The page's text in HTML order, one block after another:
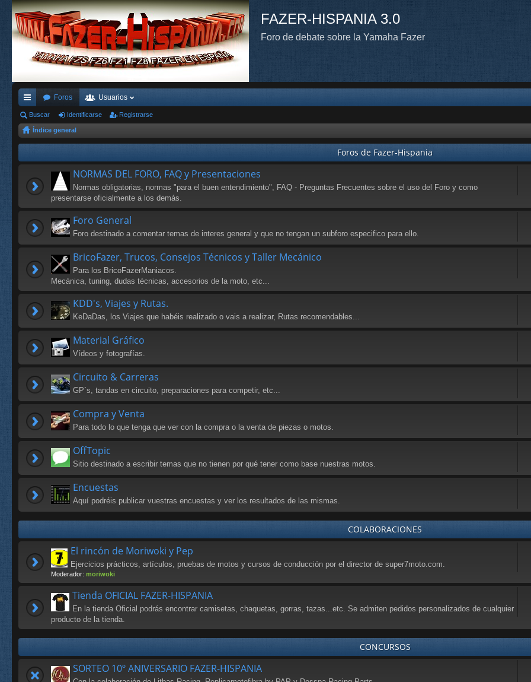
FAZER-HISPANIA 3.0
Foro de debate sobre la Yamaha Fazer
nl
ac
Foros Usuarios
Buscar Identificarse Registrarse
Índice general
Foros de Fazer-Hispania
NORMAS DEL FORO, FAQ y Presentaciones
Normas obligatorias, normas "para el buen entendimiento", FAQ - Preguntas Frecuentes sobre el uso del Foro y como
presentarse oficialmente a los demás.
Foro General
Foro destinado a comentar temas de interes general y que no tengan un subforo especifico para ello.
BricoFazer, Trucos, Consejos Técnicos y Taller Mecánico
Para los BricoFazerManiacos.
Mecánica, tuning, dudas técnicas, accesorios de la moto, etc...
KDD's, Viajes y Rutas.
KeDaDas, los Viajes que habéis realizado o vais a realizar, Rutas recomendables...
Material Gráfico
Vídeos y fotografías.
Circuito & Carreras
GP´s, tandas en circuito, preparaciones para competir, etc...
Compra y Venta
Para todo lo que tenga que ver con la compra o la venta de piezas o motos.
OffTopic
Sitio destinado a escribir temas que no tienen por qué tener como base nuestras motos.
Encuestas
Aquí podréis publicar vuestras encuestas y ver los resultados de las mismas.
COLABORACIONES
El rincón de Moriwoki y Pep
Ejercicios prácticos, artículos, pruebas de motos y cursos de conducción por el director de super7moto.com.
Moderador: moriwoki
Tienda OFICIAL FAZER-HISPANIA
En la tienda Oficial podrás encontrar camisetas, chaquetas, gorras, tazas...etc. Se admiten pedidos personalizados de cualquier
producto de la tienda.
CONCURSOS
SORTEO 10º ANIVERSARIO FAZER-HISPANIA